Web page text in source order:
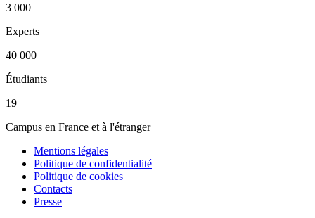
3 000
Experts
40 000
Étudiants
19
Campus en France et à l'étranger
Mentions légales
Politique de confidentialité
Politique de cookies
Contacts
Presse